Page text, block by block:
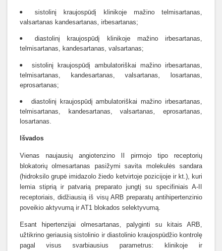
sistolinį kraujospūdį klinikoje mažino telmisartanas,
valsartanas kandesartanas, irbesartanas;
diastolinį kraujospūdį klinikoje mažino irbesartanas,
telmisartanas, kandesartanas, valsartanas;
sistolinį kraujospūdį ambulatoriškai mažino irbesartanas,
telmisartanas, kandesartanas, valsartanas, losartanas,
eprosartanas;
diastolinį kraujospūdį ambulatoriškai mažino irbesartanas,
telmisartanas, kandesartanas, valsartanas, eprosartanas,
losartanas.
Išvados
Vienas naujausių angiotenzino II pirmojo tipo receptorių
blokatorių olmesartanas pasižymi savita molekulės sandara
(hidroksilo grupė imidazolo žiedo ketvirtoje pozicijoje ir kt.), kuri
lemia stiprią ir patvarią preparato jungtį su specifiniais A-II
receptoriais, didžiausią iš visų ARB preparatų antihipertenzinio
poveikio aktyvumą ir AT1 blokados selektyvumą.
Esant hipertenzijai olmesartanas, palyginti su kitais ARB,
užtikrino geriausią sistolinio ir diastolinio kraujospūdžio kontrolę
pagal visus svarbiausius parametrus: klinikoje ir